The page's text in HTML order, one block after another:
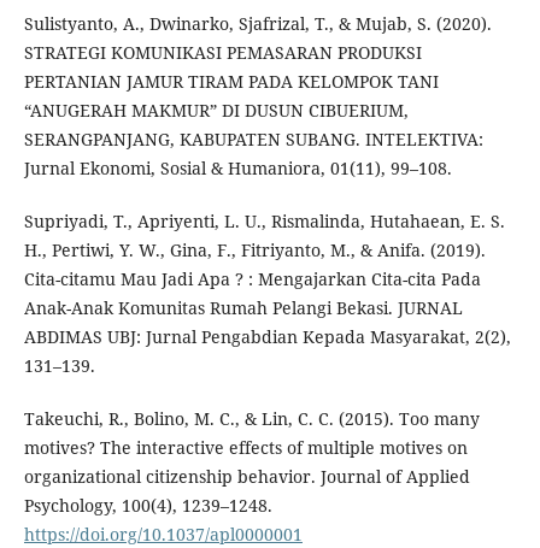
Sulistyanto, A., Dwinarko, Sjafrizal, T., & Mujab, S. (2020).
STRATEGI KOMUNIKASI PEMASARAN PRODUKSI
PERTANIAN JAMUR TIRAM PADA KELOMPOK TANI
“ANUGERAH MAKMUR” DI DUSUN CIBUERIUM,
SERANGPANJANG, KABUPATEN SUBANG. INTELEKTIVA:
Jurnal Ekonomi, Sosial & Humaniora, 01(11), 99–108.
Supriyadi, T., Apriyenti, L. U., Rismalinda, Hutahaean, E. S.
H., Pertiwi, Y. W., Gina, F., Fitriyanto, M., & Anifa. (2019).
Cita-citamu Mau Jadi Apa ? : Mengajarkan Cita-cita Pada
Anak-Anak Komunitas Rumah Pelangi Bekasi. JURNAL
ABDIMAS UBJ: Jurnal Pengabdian Kepada Masyarakat, 2(2),
131–139.
Takeuchi, R., Bolino, M. C., & Lin, C. C. (2015). Too many
motives? The interactive effects of multiple motives on
organizational citizenship behavior. Journal of Applied
Psychology, 100(4), 1239–1248.
https://doi.org/10.1037/apl0000001